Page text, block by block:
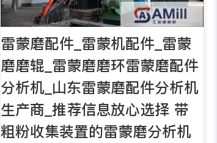
雷蒙磨配件_雷蒙机配件_雷蒙
磨磨辊_雷蒙磨磨环雷蒙磨配件
分析机_山东雷蒙磨配件分析机
生产商_推荐信息放心选择 带
粗粉收集装置的雷蒙磨分析机